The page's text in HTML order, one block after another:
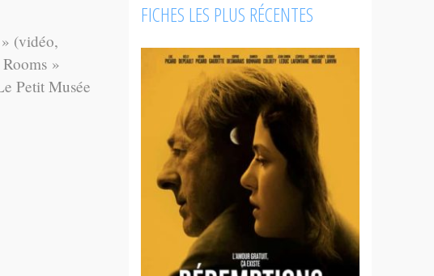
(vidéo,
»
Petit Musée
FICHES LES PLUS RÉCENTES